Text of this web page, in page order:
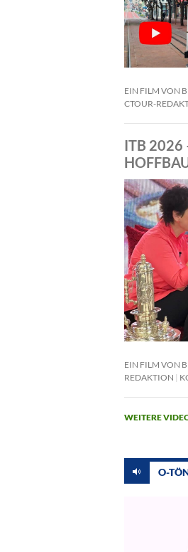
EIN FILM VON
CTOUR-
ITB 2026
EIN FILM VON
REDAKTION
WEITERE
O-